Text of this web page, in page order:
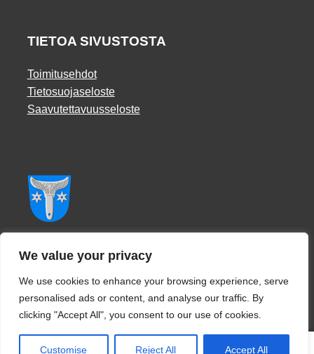
We value your privacy
We use cookies to enhance your browsing experience, serve
personalised ads or content, and analyse our traffic. By
clicking "Accept All", you consent to our use of cookies.
Customise Reject All Accept All
TIETOA SIVUSTOSTA
Toimitusehdot
Tietosuojaseloste
Saavutettavuusseloste